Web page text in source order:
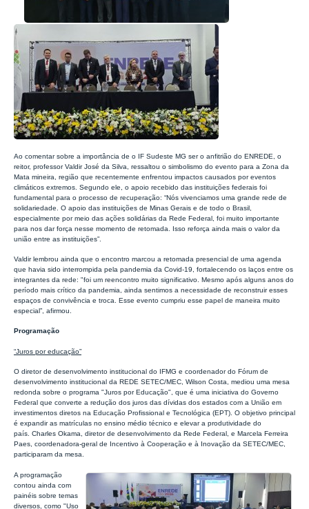
Ao comentar sobre a importância de o IF Sudeste MG ser o anfitrião do ENREDE, o
reitor, professor Valdir José da Silva, ressaltou o simbolismo do evento para a Zona da
Mata mineira, região que recentemente enfrentou impactos causados por eventos
climáticos extremos. Segundo ele, o apoio recebido das instituições federais foi
fundamental para o processo de recuperação: “Nós vivenciamos uma grande rede de
solidariedade. O apoio das instituições de Minas Gerais e de todo o Brasil,
especialmente por meio das ações solidárias da Rede Federal, foi muito importante
para nos dar força nesse momento de retomada. Isso reforça ainda mais o valor da
união entre as instituições”.
Valdir lembrou ainda que o encontro marcou a retomada presencial de uma agenda
que havia sido interrompida pela pandemia da Covid-19, fortalecendo os laços entre os
integrantes da rede: "foi um reencontro muito significativo. Mesmo após alguns anos do
período mais crítico da pandemia, ainda sentimos a necessidade de reconstruir esses
espaços de convivência e troca. Esse evento cumpriu esse papel de maneira muito
especial”, afirmou.
Programação
“Juros por educação”
O diretor de desenvolvimento institucional do IFMG e coordenador do Fórum de
desenvolvimento institucional da REDE SETEC/MEC, Wilson Costa, mediou uma mesa
redonda sobre o programa "Juros por Educação", que é uma iniciativa do Governo
Federal que converte a redução dos juros das dívidas dos estados com a União em
investimentos diretos na Educação Profissional e Tecnológica (EPT) . O objetivo principal
é expandir as matrículas no ensino médio técnico e elevar a produtividade do
país. Charles Okama, diretor de desenvolvimento da Rede Federal, e Marcela Ferreira
Paes, coordenadora-geral de Incentivo à Cooperação e à Inovação da SETEC/MEC,
participaram da mesa.
A programação
contou ainda com
painéis sobre temas
diversos, como "Uso